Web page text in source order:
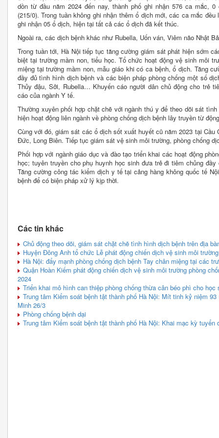
dồn từ đầu năm 2024 đến nay, thành phố ghi nhận 576 ca mắc,
(215/0). Trong tuần không ghi nhận thêm ổ dịch mới, các ca mắc
ghi nhận 05 ổ dịch, hiện tại tất cả các ổ dịch đã kết thúc.
Ngoài ra, các dịch bệnh khác như Rubella, Uốn ván, Viêm não Nhật
Trong tuần tới, Hà Nội tiếp tục tăng cường giám sát phát hiện sớm
biệt tại trường mầm non, tiểu học. Tổ chức hoạt động vệ sinh môi
miệng tại trường mầm non, mẫu giáo khi có ca bệnh, ổ dịch. Tăng
đầy đủ tình hình dịch bệnh và các biện pháp phòng chống một số
Thủy đậu, Sởi, Rubella… Khuyến cáo người dân chủ động cho trẻ
cáo của ngành Y tế.
Thường xuyên phối hợp chặt chẽ với ngành thú y để theo dõi sát
hiện hoạt động liên ngành về phòng chống dịch bệnh lây truyền từ
Cùng với đó, giám sát các ổ dịch sốt xuất huyết cũ năm 2023 tại
Đức, Long Biên. Tiếp tục giám sát vệ sinh môi trường, phòng chống
Phối hợp với ngành giáo dục và đào tạo triển khai các hoạt động
học; tuyên truyền cho phụ huynh học sinh đưa trẻ đi tiêm chủng
Tăng cường công tác kiểm dịch y tế tại cảng hàng không quốc tế
bệnh để có biện pháp xử lý kịp thời.
Các tin khác
Chủ động theo dõi, giám sát chặt chẽ tình hình dịch bệnh trên địa
Huyện Đông Anh tổ chức Lễ phát động chiến dịch vệ sinh môi
Hà Nội: đẩy mạnh phòng chống dịch bệnh Tay chân miệng tại các
Quận Hoàn Kiếm phát động chiến dịch vệ sinh môi trường phòng
2024
Triển khai mô hình can thiệp phòng chống thừa cân béo phì cho
Trung tâm Kiểm soát bệnh tật thành phố Hà Nội: Mít tinh kỷ niệm
Minh 26/3
Phòng chống bệnh dại
Trung tâm Kiểm soát bệnh tật thành phố Hà Nội: Khai mạc kỳ tuyển